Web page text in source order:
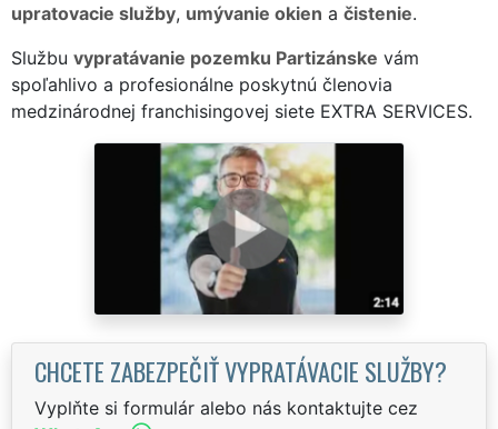
upratovacie služby, umývanie okien a čistenie.
Službu vypratávanie pozemku Partizánske vám
spoľahlivo a profesionálne poskytnú členovia
medzinárodnej franchisingovej siete EXTRA SERVICES.
CHCETE ZABEZPEČIŤ VYPRATÁVACIE SLUŽBY?
Vyplňte si formulár alebo nás kontaktujte cez